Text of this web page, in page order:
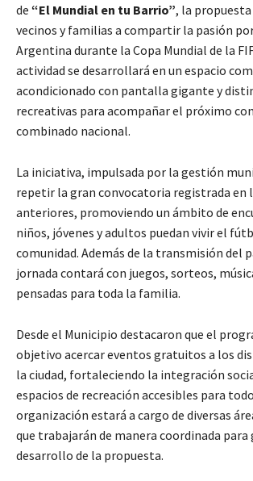
de “El Mundial en tu Barrio”, la propuesta
vecinos y familias a compartir la pasión
Argentina durante la Copa Mundial de la
actividad se desarrollará en un espacio
acondicionado con pantalla gigante y
recreativas para acompañar el próximo
combinado nacional.
La iniciativa, impulsada por la gestión
repetir la gran convocatoria registrada en
anteriores, promoviendo un ámbito de
niños, jóvenes y adultos puedan vivir el
comunidad. Además de la transmisión del
jornada contará con juegos, sorteos,
pensadas para toda la familia.
Desde el Municipio destacaron que el
objetivo acercar eventos gratuitos a los
la ciudad, fortaleciendo la integración
espacios de recreación accesibles para
organización estará a cargo de diversas
que trabajarán de manera coordinada
desarrollo de la propuesta.